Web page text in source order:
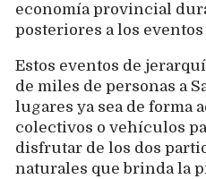
economía provincial
posteriores a los
Estos eventos de
de miles de personas a
lugares ya sea de forma
colectivos o vehículos
disfrutar de los dos
naturales que brinda la